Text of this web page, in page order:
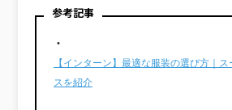
参考記事
・
【インターン】最適な服装の選び方｜
スを紹介